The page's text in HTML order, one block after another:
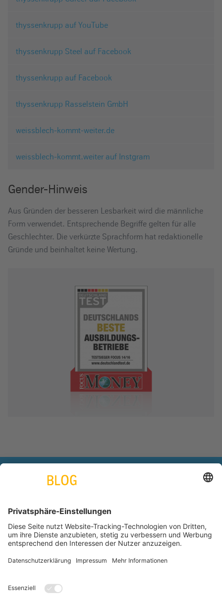
thyssenkrupp auf YouTube
thyssenkrupp Steel auf Facebook
thyssenkrupp auf Facebook
thyssenkrupp Rasselstein GmbH
weissblech-kommt-weiter.de
weissblech-kommt.weiter auf Instgram
Gender-Hinweis
Aus Gründen der besseren Lesbarkeit wird die männliche
Form verwendet. Entsprechende Begriffe gelten für alle
Geschlechter. Die verkürzte Sprachform hat redaktionelle
Gründe und beinhaltet keine Wertung.
engineering. tomorrow. together.